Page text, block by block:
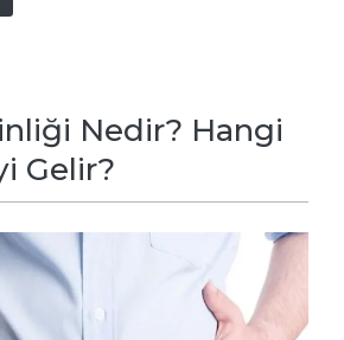
Nedir? Hangi
Gelir?